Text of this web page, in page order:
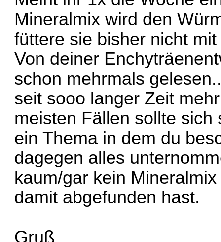
Mineralmix wird den
füttere sie bisher nicht
Von deiner
schon mehrmals
seit sooo langer Zeit
meisten Fällen sollte
ein Thema in dem du
dagegen alles
kaum/gar kein
damit abgefunden hast.
Gruß